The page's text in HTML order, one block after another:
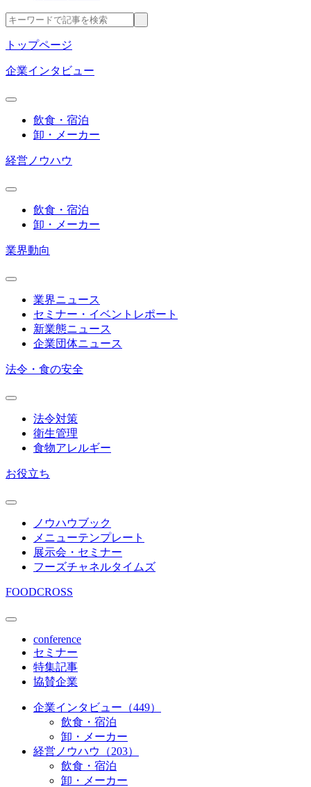
トップページ
企業インタビュー
飲食・宿泊
卸・メーカー
経営ノウハウ
飲食・宿泊
卸・メーカー
業界動向
業界ニュース
セミナー・イベントレポート
新業態ニュース
企業団体ニュース
法令・食の安全
法令対策
衛生管理
食物アレルギー
お役立ち
ノウハウブック
メニューテンプレート
展示会・セミナー
フーズチャネルタイムズ
FOODCROSS
conference
セミナー
特集記事
協賛企業
企業インタビュー（449）
飲食・宿泊
卸・メーカー
経営ノウハウ（203）
飲食・宿泊
卸・メーカー